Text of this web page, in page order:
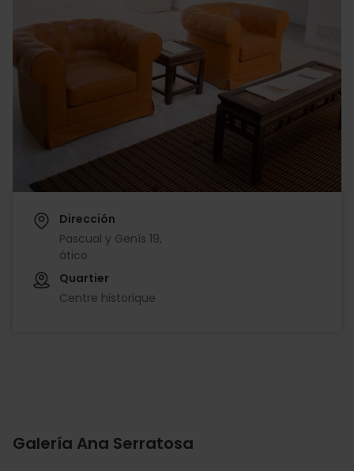
Dirección
Pascual y Genís 19,
ático
Quartier
Centre historique
Galería Ana Serratosa